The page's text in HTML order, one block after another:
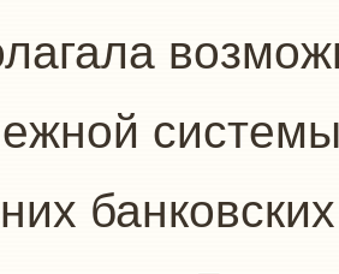
банковских